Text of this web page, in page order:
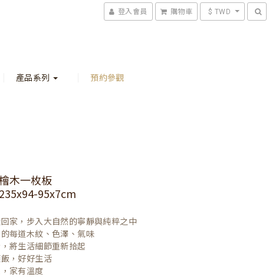
登入會員 購物車 $ TWD
產品系列 預約參觀
木一枚板
95x7cm
家，步入大自然的寧靜與純粹之中
每道木紋、色澤、氣味
將生活細節重新拾起
，好好生活
家有溫度